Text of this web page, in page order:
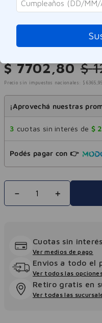
Oleo
Liviana 60ml
Referencia:8005123
$ 7702,80 $
Precio sin impuestos nacionales: $ 6365 ,95
¡Aprovechá nuestras
3 cuotas sin interés de $
Podés pagar con 👉
＋
－
Cuotas sin interés
Ver medios de pago
Envios a todo el
Ver todos las
Retiro gratis en
Ver todas las